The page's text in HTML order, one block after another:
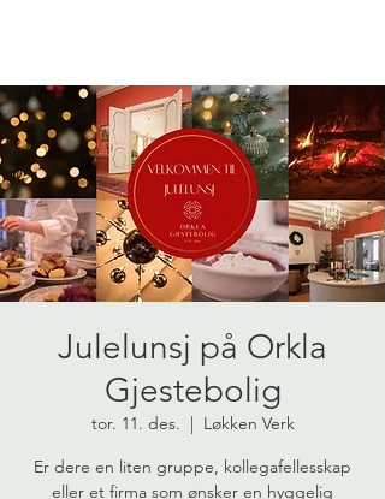
Julelunsj på Orkla
Gjestebolig
tor. 11. des.
  |
Løkken Verk
Er dere en liten gruppe, kollegafellesskap
eller et firma som ønsker en hyggelig